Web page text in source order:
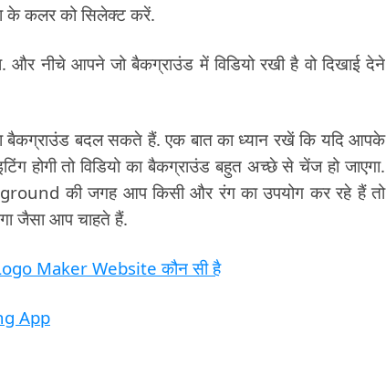
के कलर को सिलेक्ट करें.
नीचे आपने जो बैकग्राउंड में विडियो रखी है वो दिखाई देने
बैकग्राउंड बदल सकते हैं. एक बात का ध्यान रखें कि यदि आपके
होगी तो विडियो का बैकग्राउंड बहुत अच्छे से चेंज हो जाएगा.
की जगह आप किसी और रंग का उपयोग कर रहे हैं तो
जैसा आप चाहते हैं.
Maker Website कौन सी है
App